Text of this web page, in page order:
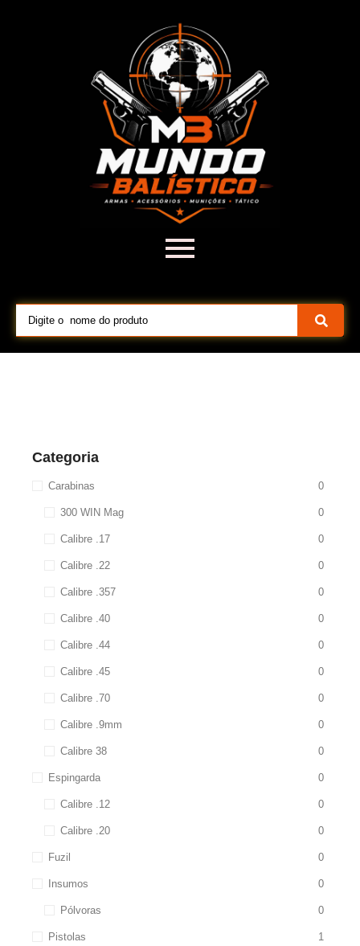
Categoria
Carabinas 0
300 WIN Mag 0
Calibre .17 0
Calibre .22 0
Calibre .357 0
Calibre .40 0
Calibre .44 0
Calibre .45 0
Calibre .70 0
Calibre .9mm 0
Calibre 38 0
Espingarda 0
Calibre .12 0
Calibre .20 0
Fuzil 0
Insumos 0
Pólvoras 0
Pistolas 1